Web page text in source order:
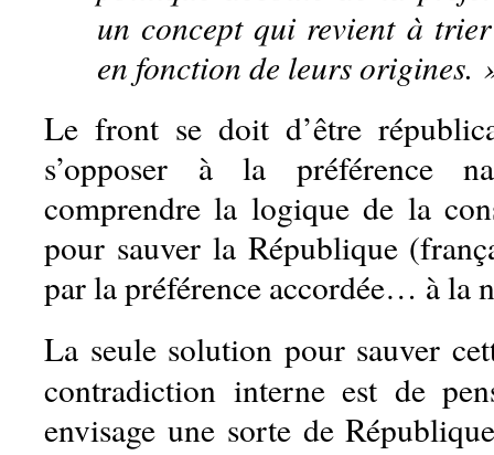
un concept qui revient à
en fonction de leurs origines.
Le front se doit d’être
s’opposer à la préférence
comprendre la logique de la
pour sauver la République
par la préférence accordée… à la
La seule solution pour sauver
contradiction interne est de
envisage une sorte de